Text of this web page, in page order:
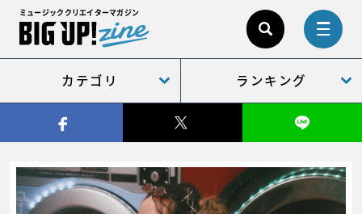
ミュージッククリエイターマガジン
カテゴリ ランキング